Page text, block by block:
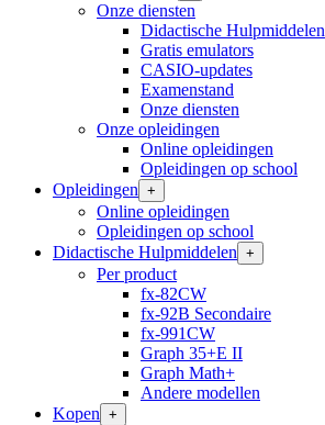
Onze diensten
Didactische Hulpmiddelen
Gratis emulators
CASIO-updates
Examenstand
Onze diensten
Onze opleidingen
Online opleidingen
Opleidingen op school
Opleidingen +
Online opleidingen
Opleidingen op school
Didactische Hulpmiddelen +
Per product
fx-82CW
fx-92B Secondaire
fx-991CW
Graph 35+E II
Graph Math+
Andere modellen
Kopen +